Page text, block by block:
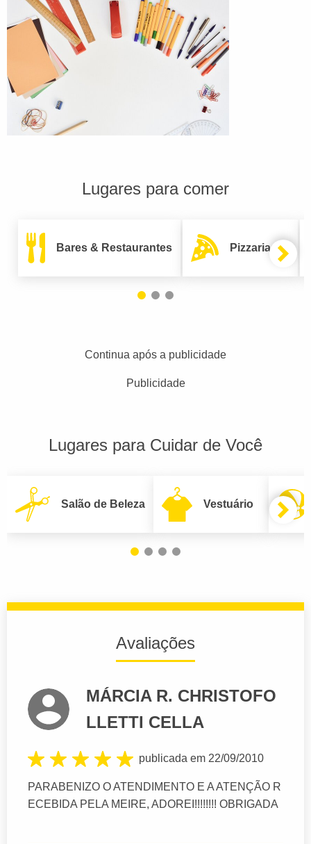
Lugares para comer
Bares & Restaurantes Pizzarias
Continua após a publicidade
Publicidade
Lugares para Cuidar de Você
Salão de Beleza Vestuário
Avaliações
MÁRCIA R. CHRISTOFO
LLETTI CELLA
publicada em 22/09/2010
PARABENIZO O ATENDIMENTO E A ATENÇÃO R
ECEBIDA PELA MEIRE, ADOREI!!!!!!!! OBRIGADA